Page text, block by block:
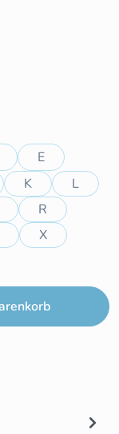
Sternen
E
K
L
R
X